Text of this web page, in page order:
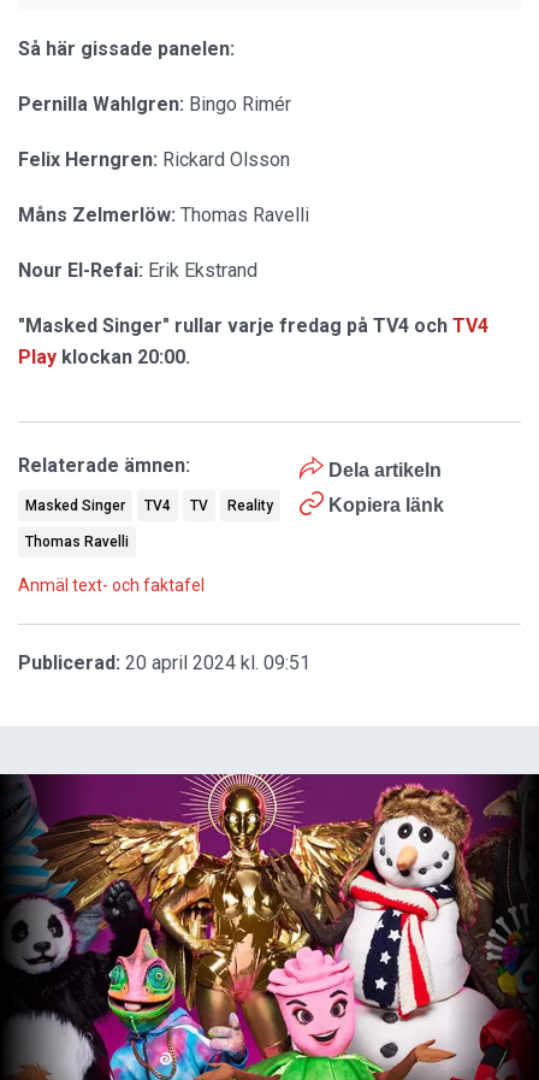
Så här gissade panelen:
Pernilla Wahlgren: Bingo Rimér
Felix Herngren: Rickard Olsson
Måns Zelmerlöw: Thomas Ravelli
Nour El-Refai: Erik Ekstrand
"Masked Singer" rullar varje fredag på TV4 och TV4
Play klockan 20:00.
Dela artikeln
Kopiera länk
Relaterade ämnen:
Masked Singer TV4 TV Reality
Thomas Ravelli
Anmäl text- och faktafel
Publicerad: 20 april 2024 kl. 09:51